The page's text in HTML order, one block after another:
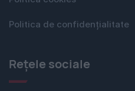
Politica de confidențialitate
Rețele sociale